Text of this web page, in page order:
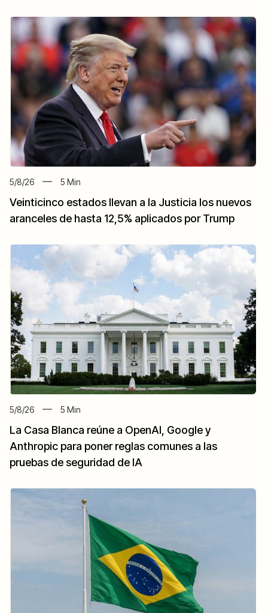
5/8/26 5 Min
Veinticinco estados llevan a la Justicia los nuevos
aranceles de hasta 12,5% aplicados por Trump
5/8/26 5 Min
La Casa Blanca reúne a OpenAI, Google y
Anthropic para poner reglas comunes a las
pruebas de seguridad de IA